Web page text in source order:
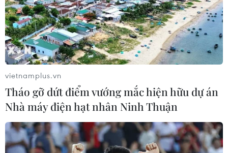
vietnamplus.vn
Tháo gỡ dứt điểm vướng mắc hiện hữu dự án
Nhà máy điện hạt nhân Ninh Thuận